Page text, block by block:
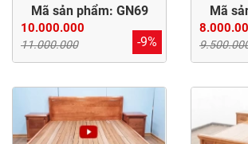
Mã sản phẩm: GN69
10.000.000
11.000.000 -9%
Mã